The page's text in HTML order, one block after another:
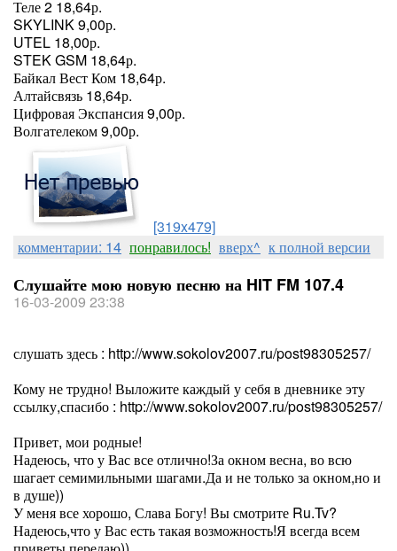
Теле 2 18,64р.
SKYLINK 9,00р.
UTEL 18,00р.
STEK GSM 18,64р.
Байкал Вест Ком 18,64р.
Алтайсвязь 18,64р.
Цифровая Экспансия 9,00р.
Волгателеком 9,00р.
[319x479]
комментарии: 14 понравилось! вверх^ к полной версии
Слушайте мою новую песню на HIT FM 107.4
16-03-2009 23:38
слушать здесь : http://www.sokolov2007.ru/post98305257/
Кому не трудно! Выложите каждый у себя в дневнике эту
ссылку,спасибо : http://www.sokolov2007.ru/post98305257/
Привет, мои родные!
Надеюсь, что у Вас все отлично!За окном весна, во всю
шагает семимильными шагами.Да и не только за окном,но и
в душе))
У меня все хорошо, Слава Богу! Вы смотрите Ru.Tv?
Надеюсь,что у Вас есть такая возможность!Я всегда всем